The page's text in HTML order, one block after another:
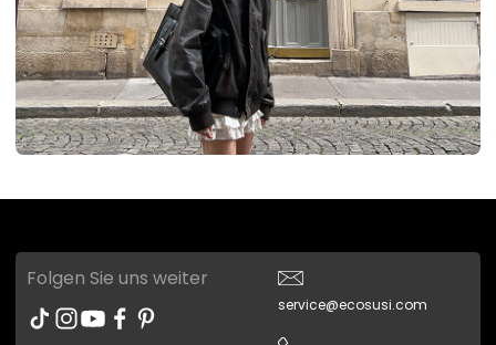
Folgen Sie uns weiter
service@ecosusi.com